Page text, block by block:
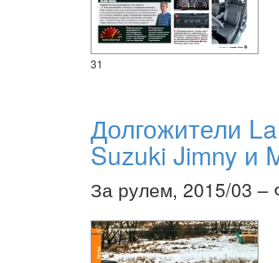
31
Долгожители
Suzuki Jimny и
За рулем, 2015/03 –